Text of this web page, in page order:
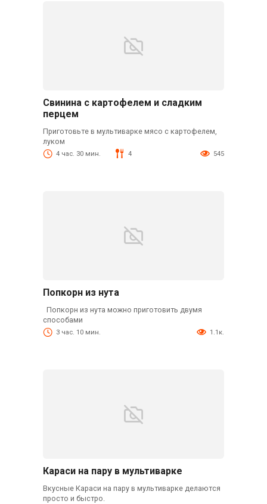
Свинина с картофелем и сладким
перцем
Приготовьте в мультиварке мясо с картофелем,
луком
4 час. 30 мин. 4 545
Попкорн из нута
Попкорн из нута можно приготовить двумя
способами
3 час. 10 мин. 1.1к.
Караси на пару в мультиварке
Вкусные Караси на пару в мультиварке делаются
просто и быстро.